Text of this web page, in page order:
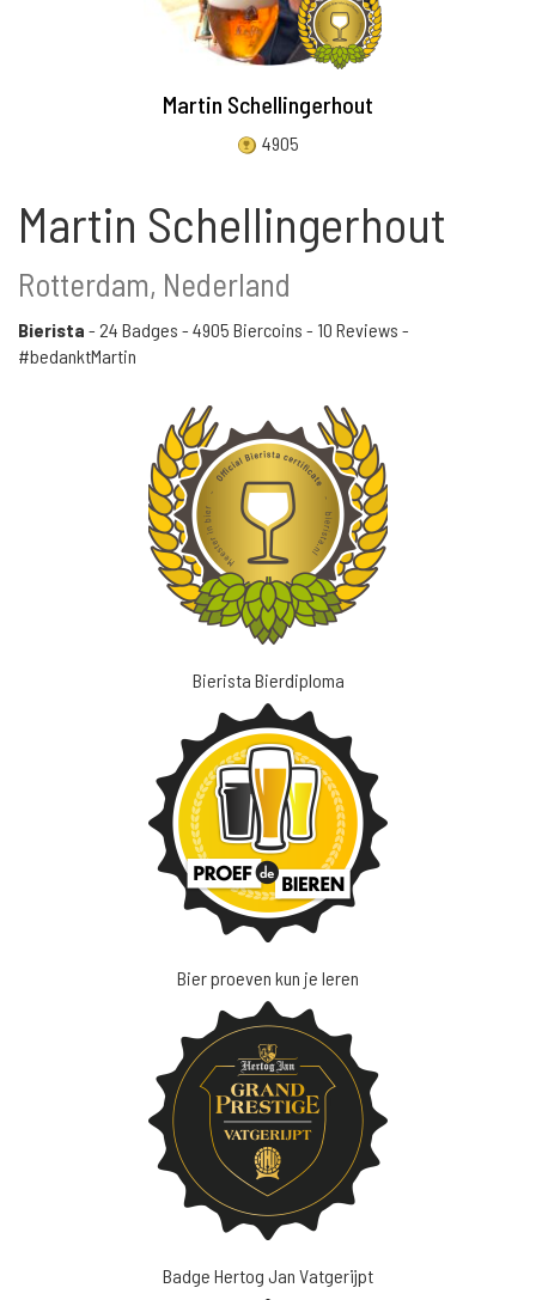
Martin Schellingerhout
4905
Martin Schellingerhout
Rotterdam, Nederland
Bierista - 24 Badges - 4905 Biercoins - 10 Reviews -
#bedanktMartin
Bierista Bierdiploma
Bier proeven kun je leren
Badge Hertog Jan Vatgerijpt